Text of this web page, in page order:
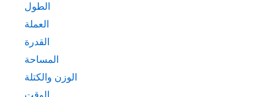
الطول
العملة
القدرة
المساحة
الوزن والكتلة